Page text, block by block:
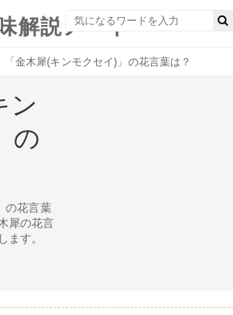
解説ノート
「金木犀(キンモクセイ)」の花言葉は？
ン
の
の花言葉
犀の花言
ます。